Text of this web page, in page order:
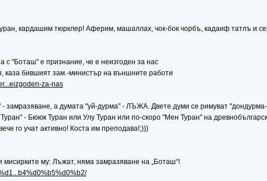
кардашим тюрклер! Аферим, машаллах, чок-бок чорбъ, кадаиф татлъ и
с "Боташ" е признание, че е неизгоден за нас
каза бившият зам.-министър на външните работи
za-nas
замразяване, а думата "уй-дурма" - ЛЪЖА. Двете думи се римуват
- Бююк Туран или Улу Туран или по-скоро "Мен Туран" на
го учат активно! Коста им преподава!;)))
му: Лъжат, няма замразяване на „Боташ“!